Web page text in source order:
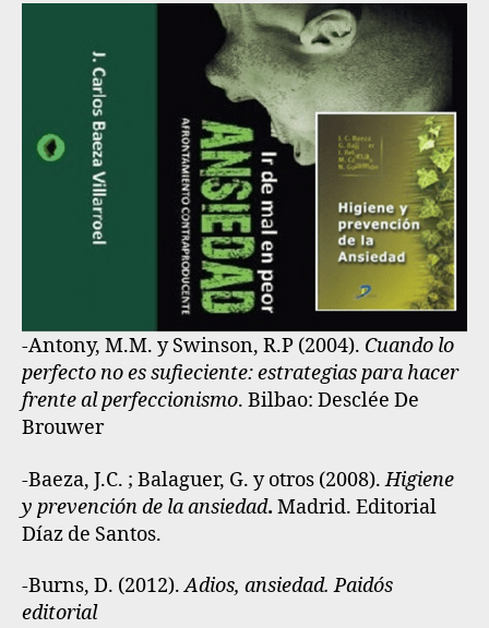
-Antony, M.M. y Swinson, R.P (2004). Cuando lo
perfecto no es sufieciente: estrategias para hacer
frente al perfeccionismo. Bilbao: Desclée De
Brouwer
-Baeza, J.C. ; Balaguer, G. y otros (2008).Higiene
y prevención de la ansiedad. Madrid. Editorial
Díaz de Santos.
-Burns, D. (2012).Adios, ansiedad. Paidós
editorial